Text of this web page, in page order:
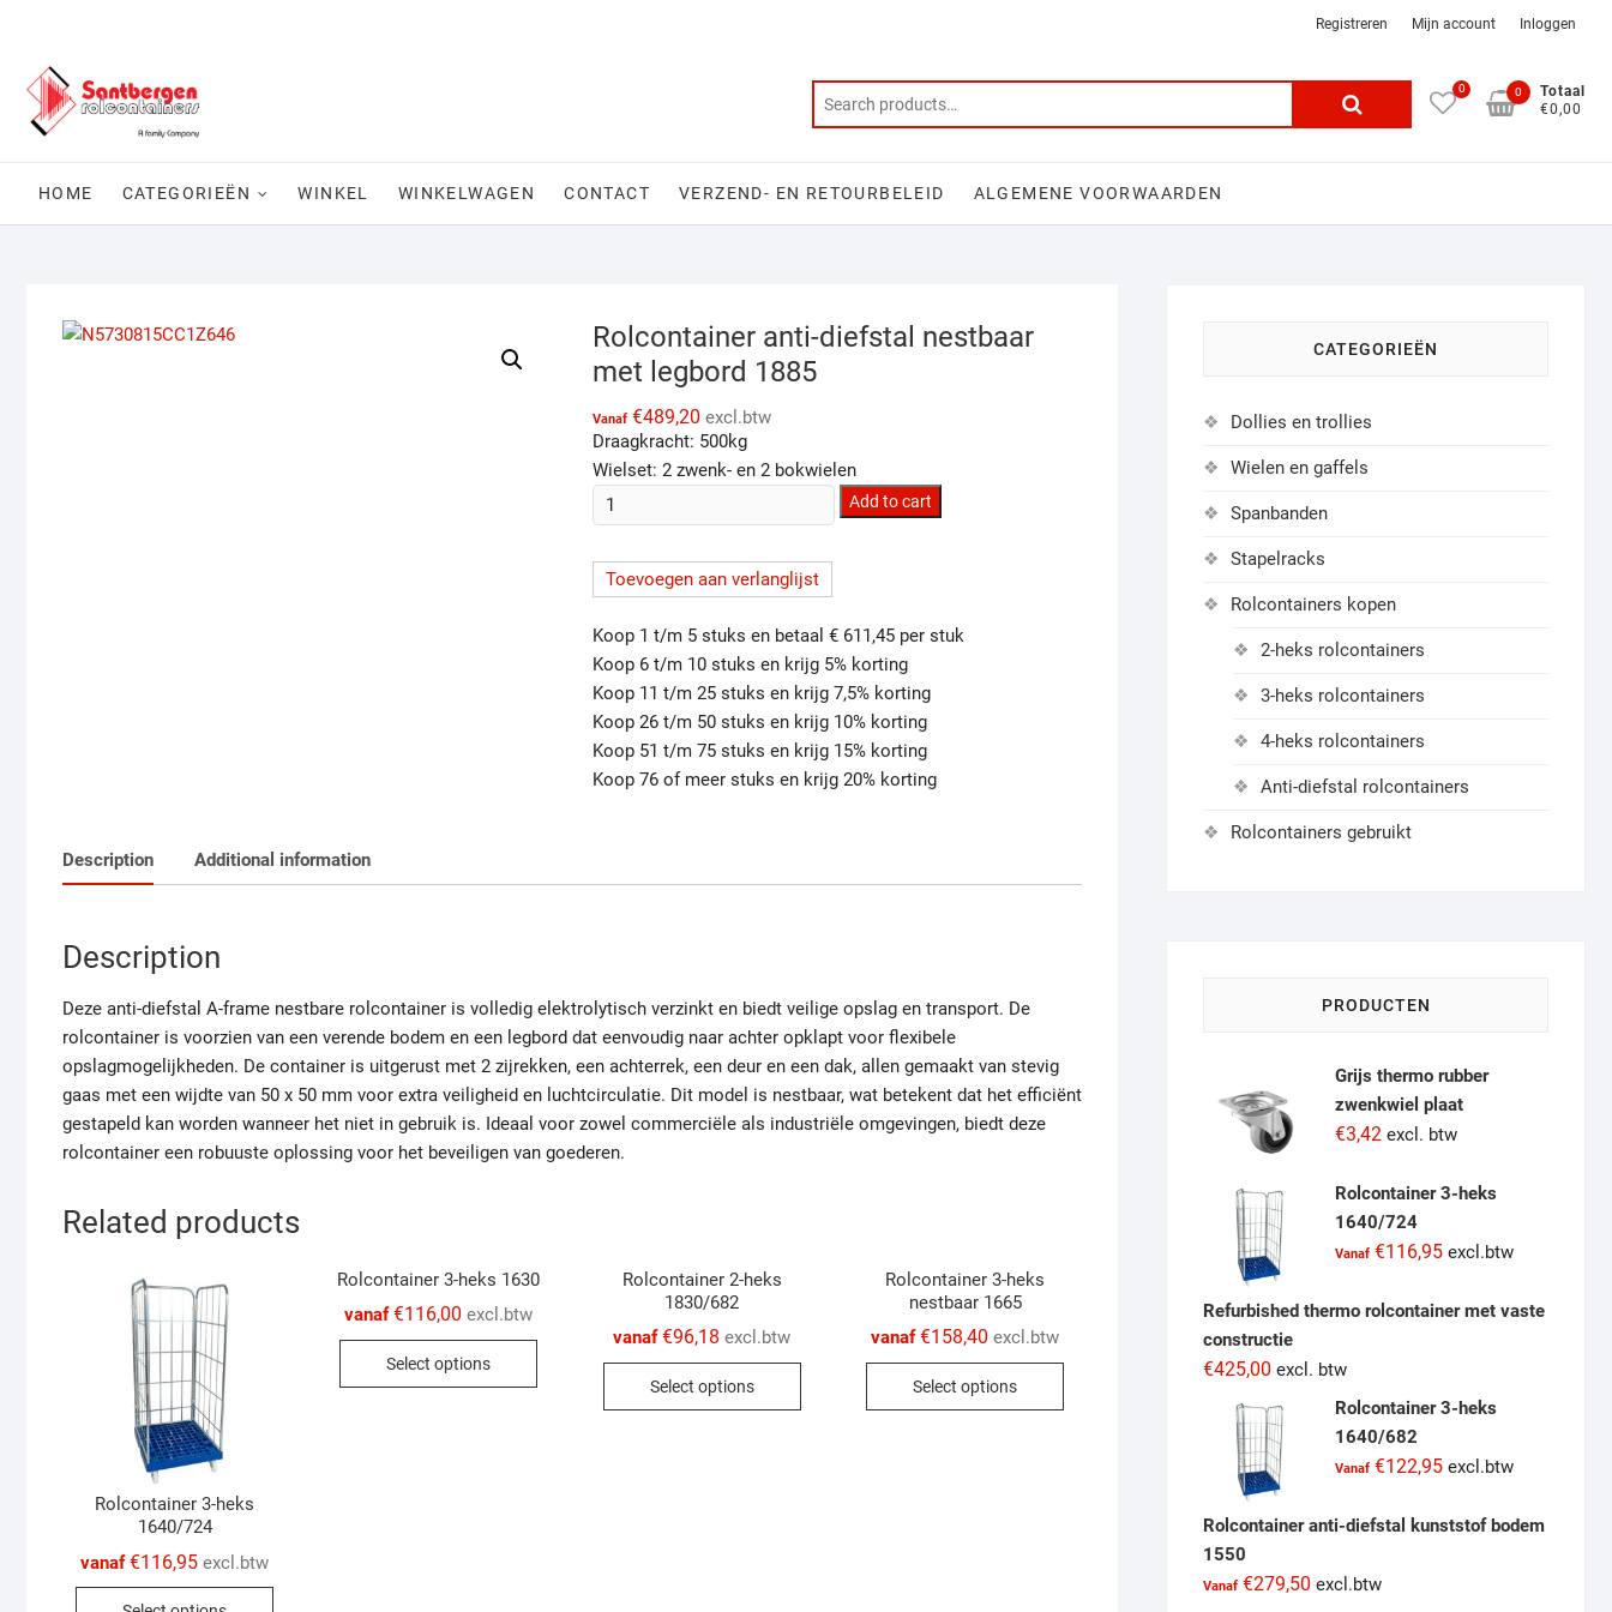
inhoud
Registreren Mijn account Inloggen
Search
0
Totaal
€0,00
0
HOME CATEGORIEËN WINKEL WINKELWAGEN CONTACT VERZEND- EN RETOURBELEID ALGEMENE VOORWAARDEN
Rolcontainer anti-diefstal nestbaar
met legbord 1885
Vanaf €489,20 excl.btw
Draagkracht: 500kg
Wielset: 2 zwenk- en 2 bokwielen
Rolcontainer
anti-
nestbaar
legbord
1885
quantity
Add to cart
Toevoegen aan verlanglijst
Koop 1 t/m 5 stuks en betaal € 611,45 per stuk
Koop 6 t/m 10 stuks en krijg 5% korting
Koop 11 t/m 25 stuks en krijg 7,5% korting
Koop 26 t/m 50 stuks en krijg 10% korting
Koop 51 t/m 75 stuks en krijg 15% korting
Koop 76 of meer stuks en krijg 20% korting
Description Additional information
Description
Deze anti-diefstal A-frame nestbare rolcontainer is volledig elektrolytisch verzinkt en biedt veilige opslag en transport. De
rolcontainer is voorzien van een verende bodem en een legbord dat eenvoudig naar achter opklapt voor flexibele
opslagmogelijkheden. De container is uitgerust met 2 zijrekken, een achterrek, een deur en een dak, allen gemaakt van stevig
gaas met een wijdte van 50 x 50 mm voor extra veiligheid en luchtcirculatie. Dit model is nestbaar, wat betekent dat het efficiënt
gestapeld kan worden wanneer het niet in gebruik is. Ideaal voor zowel commerciële als industriële omgevingen, biedt deze
rolcontainer een robuuste oplossing voor het beveiligen van goederen.
Related products
Rolcontainer 3-heks
1640/724
vanaf €116,95 excl.btw
This
Rolcontainer 3-heks 1630
vanaf €116,00 excl.btw
Select options
This
Rolcontainer 2-heks
1830/682
vanaf €96,18 excl.btw
Select options
This
Rolcontainer 3-heks
nestbaar 1665
vanaf €158,40 excl.btw
Select options
This
CATEGORIEËN
Dollies en trollies
Wielen en gaffels
Spanbanden
Stapelracks
Rolcontainers kopen
2-heks rolcontainers
3-heks rolcontainers
4-heks rolcontainers
Anti-diefstal rolcontainers
Rolcontainers gebruikt
PRODUCTEN
Grijs thermo rubber
zwenkwiel plaat
€3,42 excl. btw
Rolcontainer 3-heks
1640/724
Vanaf €116,95 excl.btw
Refurbished thermo rolcontainer met vaste
constructie
€425,00 excl. btw
Rolcontainer 3-heks
1640/682
Vanaf €122,95 excl.btw
Rolcontainer anti-diefstal kunststof bodem
1550
Vanaf €279,50 excl.btw